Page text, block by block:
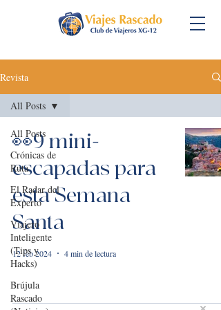
Revista
All Posts
Crónicas de
Ruta
El Radar del
Experto
Viajero
Inteligente
(Tips y
Hacks)
Brújula
Rascado
All Posts
👀9 mini-
escapadas para
esta Semana
Santa
12 feb 2024 4 min de lectura